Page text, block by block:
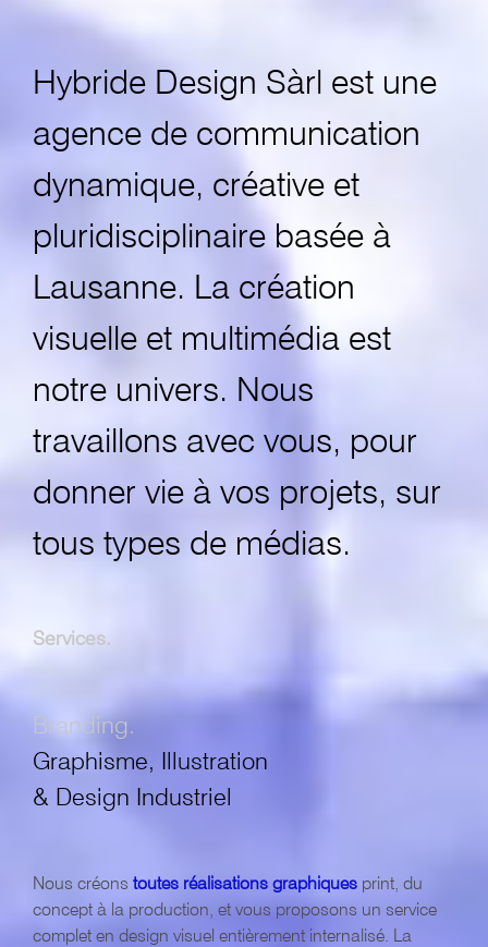
Hybride Design Sàrl est une
agence de communication
dynamique, créative et
pluridisciplinaire basée à
Lausanne. La création
visuelle et multimédia est
notre univers. Nous
travaillons avec vous, pour
donner vie à vos projets, sur
tous types de médias.
Services.
Branding.
Graphisme, Illustration
& Design Industriel
Nous créons toutes réalisations graphiques print, du
concept à la production, et vous proposons un service
complet en design visuel entièrement internalisé. La